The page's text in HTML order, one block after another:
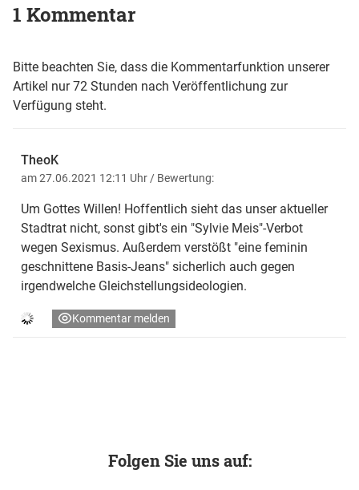
1 Kommentar
Bitte beachten Sie, dass die Kommentarfunktion unserer
Artikel nur 72 Stunden nach Veröffentlichung zur
Verfügung steht.
TheoK
am 27.06.2021 12:11 Uhr / Bewertung:
Um Gottes Willen! Hoffentlich sieht das unser aktueller
Stadtrat nicht, sonst gibt's ein "Sylvie Meis"-Verbot
wegen Sexismus. Außerdem verstößt "eine feminin
geschnittene Basis-Jeans" sicherlich auch gegen
irgendwelche Gleichstellungsideologien.
Kommentar melden
Folgen Sie uns auf: